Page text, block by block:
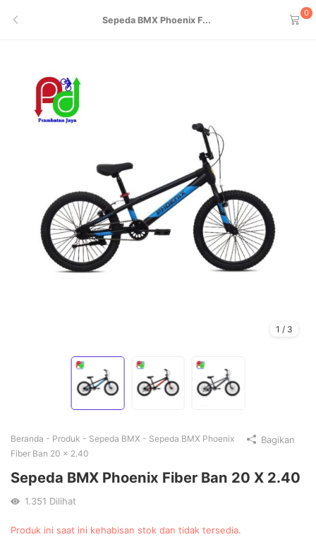
Sepeda BMX Phoenix F...
0
1 / 3
Beranda - Produk - Sepeda BMX - Sepeda BMX Phoenix
Fiber Ban 20 x 2.40
Sepeda BMX Phoenix Fiber Ban 20 X 2.40
1.351 Dilihat
Produk ini saat ini kehabisan stok dan tidak tersedia.
Bagikan